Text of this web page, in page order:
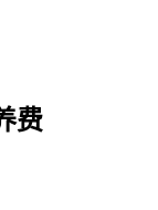
费